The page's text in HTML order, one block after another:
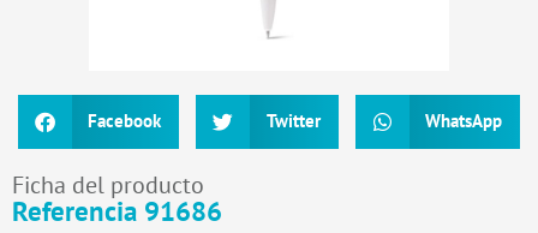
Facebook Twitter WhatsApp
Ficha del producto
Referencia 91686